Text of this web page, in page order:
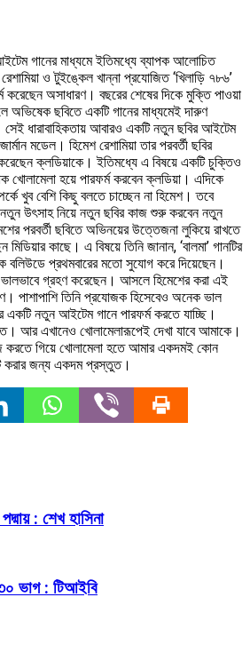
আইটেম গানের মাধ্যমে ইতিমধ্যে ব্যাপক আলোচিত
ও টুইঙ্কেল খান্না প্রযোজিত ‘খিলাড়ি ৭৮৬’
করেছেন অসাধারণ। বছরের শেষের দিকে মুক্তি পাওয়া
অভিষেক ছবিতে একটি গানের মাধ্যমেই দারুণ
ধারাবাহিকতায় আবারও একটি নতুন ছবির আইটেম
মডেল। হিমেশ রেশামিয়া তার পরবর্তী ছবির
ক্লডিয়াকে। ইতিমধ্যে এ বিষয়ে একটি চুক্তিও
হয়ে পারফর্ম করবেন ক্লডিয়া। এদিকে
খুব বেশি কিছু বলতে চাচ্ছেন না হিমেশ। তবে
উৎসাহ নিয়ে নতুন ছবির কাজ শুরু করবেন নতুন
পরবর্তী ছবিতে অভিনয়ের উত্তেজনা লুকিয়ে রাখতে
কাছে। এ বিষয়ে তিনি জানান, ‘বালমা’ গানটির
বলিউডে প্রথমবারের মতো সুযোগ করে দিয়েছেন।
গ্রহণ করেছেন। আসলে হিমেশের করা এই
পাশাপাশি তিনি প্রযোজক হিসেবেও অনেক ভাল
একটি নতুন আইটেম গানে পারফর্ম করতে যাচ্ছি।
আর এখানেও খোলামেলারূপেই দেখা যাবে আমাকে।
করতে গিয়ে খোলামেলা হতে আমার একদমই কোন
করার জন্য একদম প্রস্তুত।
: শেখ হাসিনা
৩০ ভাগ : টিআইবি